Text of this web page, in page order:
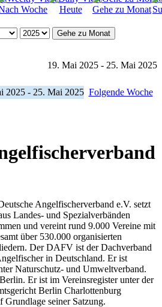
Woche Heute Gehe zu Monat
Gehe zu Monat
19. Mai 2025 - 25. Mai 2025
2025 - 25. Mai 2025 Folgende Woche
Angelfischerverband e.V. setzt
Landes- und Spezialverbänden
und vereint rund 9.000 Vereine mit
über 530.000 organisierten
Der DAFV ist der Dachverband
in Deutschland. Er ist
Naturschutz- und Umweltverband.
Er ist im Vereinsregister unter der
Berlin Charlottenburg
Grundlage seiner Satzung.